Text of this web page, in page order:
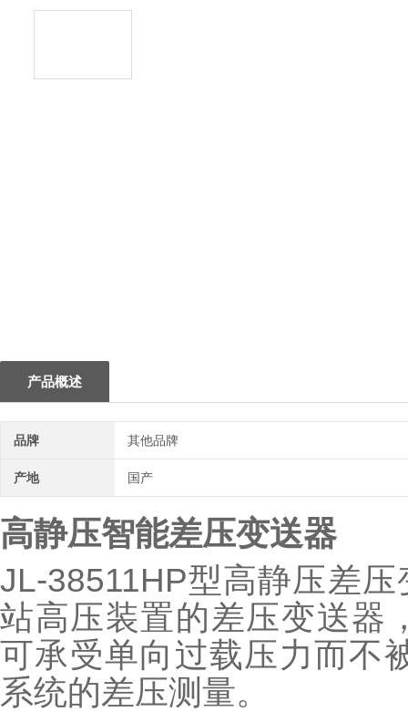
产品概述
品牌 其他品牌
产地 国产
高静压智能差压变送器
JL-38511HP型高静压差
站高压装置的差压变送器
可承受单向过载压力而不
系统的差压测量。